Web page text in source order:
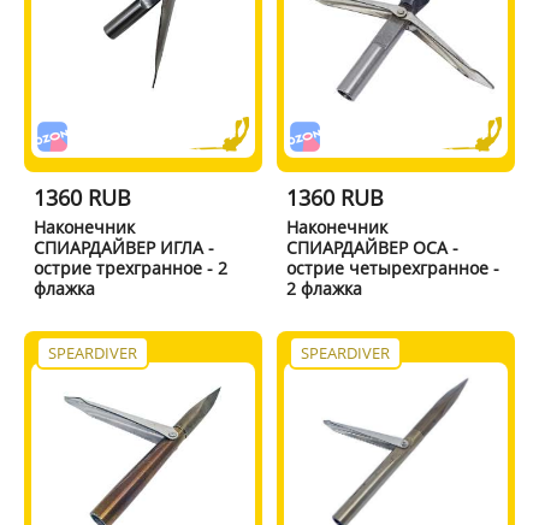
1360 RUB
Наконечник
СПИАРДАЙВЕР ИГЛА -
острие трехгранное - 2
флажка
1360 RUB
Наконечник
СПИАРДАЙВЕР ОСА -
острие четырехгранное -
2 флажка
SPEARDIVER SPEARDIVER